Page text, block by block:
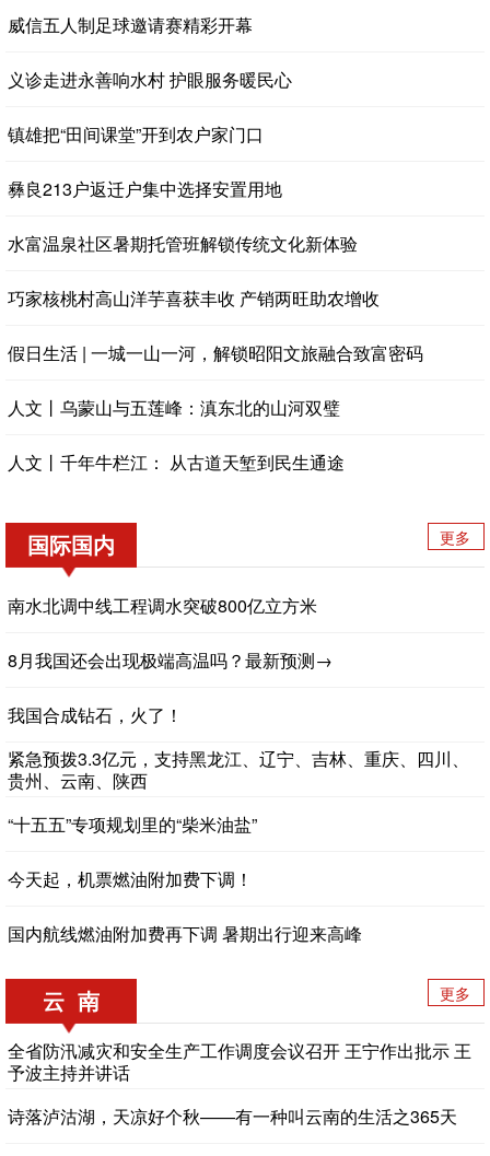
威信五人制足球邀请赛精彩开幕
义诊走进永善响水村 护眼服务暖民心
镇雄把“田间课堂”开到农户家门口
彝良213户返迁户集中选择安置用地
水富温泉社区暑期托管班解锁传统文化新体验
巧家核桃村高山洋芋喜获丰收 产销两旺助农增收
假日生活 | 一城一山一河，解锁昭阳文旅融合致富密码
人文丨乌蒙山与五莲峰：滇东北的山河双璧
人文丨千年牛栏江： 从古道天堑到民生通途
国际国内 更多
南水北调中线工程调水突破800亿立方米
8月我国还会出现极端高温吗？最新预测→
我国合成钻石，火了！
紧急预拨3.3亿元，支持黑龙江、辽宁、吉林、重庆、四川、
贵州、云南、陕西
“十五五”专项规划里的“柴米油盐”
今天起，机票燃油附加费下调！
国内航线燃油附加费再下调 暑期出行迎来高峰
云 南 更多
全省防汛减灾和安全生产工作调度会议召开 王宁作出批示 王
予波主持并讲话
诗落泸沽湖，天凉好个秋——有一种叫云南的生活之365天